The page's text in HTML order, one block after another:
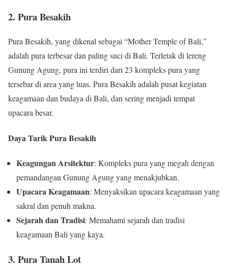
2. Pura Besakih
Pura Besakih, yang dikenal sebagai “Mother Temple of Bali,”
adalah pura terbesar dan paling suci di Bali. Terletak di lereng
Gunung Agung, pura ini terdiri dari 23 kompleks pura yang
tersebar di area yang luas. Pura Besakih adalah pusat kegiatan
keagamaan dan budaya di Bali, dan sering menjadi tempat
upacara besar.
Daya Tarik Pura Besakih
Keagungan Arsitektur: Kompleks pura yang megah dengan
pemandangan Gunung Agung yang menakjubkan.
Upacara Keagamaan: Menyaksikan upacara keagamaan yang
sakral dan penuh makna.
Sejarah dan Tradisi: Memahami sejarah dan tradisi
keagamaan Bali yang kaya.
3. Pura Tanah Lot